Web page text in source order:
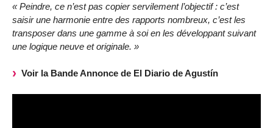
« Peindre, ce n’est pas copier servilement l’objectif : c’est
saisir une harmonie entre des rapports nombreux, c’est les
transposer dans une gamme à soi en les développant suivant
une logique neuve et originale. »
Voir la Bande Annonce de El Diario de Agustín